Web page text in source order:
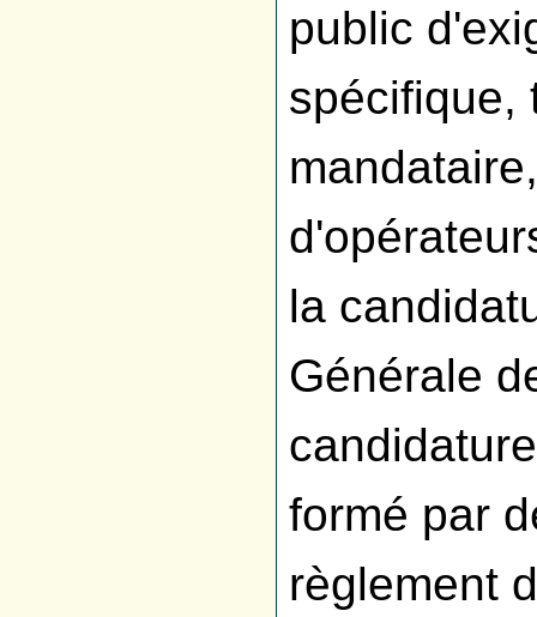
public
spécifique,
la
Générale
formé par
règlement